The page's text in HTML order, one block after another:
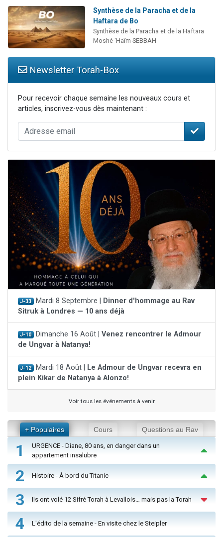
Synthèse de la Paracha et de la
Haftara de Bo
Synthèse de la Paracha et de la Haftara
Moshé 'Haïm SEBBAH
Newsletter Torah-Box
Pour recevoir chaque semaine les nouveaux cours et
articles, inscrivez-vous dès maintenant :
J-33 Mardi 8 Septembre |
Dinner d'hommage au Rav
Sitruk à Londres — 10 ans déjà
J-10 Dimanche 16 Août | Venez rencontrer le Admour
de Ungvar à Natanya!
J-12 Mardi 18 Août |
Le Admour de Ungvar recevra en
plein Kikar de Natanya à Alonzo!
Voir tous les événements à venir
+ Populaires Cours Questions au Rav
1
URGENCE - Diane, 80 ans, en danger dans un
appartement insalubre
2 Histoire - À bord du Titanic
3 Ils ont volé 12 Sifré Torah à Levallois… mais pas la Torah
4 L'édito de la semaine - En visite chez le Steipler